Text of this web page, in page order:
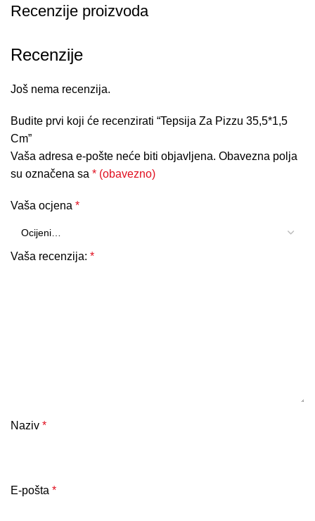
Recenzije proizvoda
Recenzije
Još nema recenzija.
Budite prvi koji će recenzirati “Tepsija Za Pizzu 35,5*1,5
Cm”
Vaša adresa e-pošte neće biti objavljena. Obavezna polja
su označena sa * (obavezno)
Vaša ocjena *
Vaša recenzija: *
Naziv *
E-pošta *